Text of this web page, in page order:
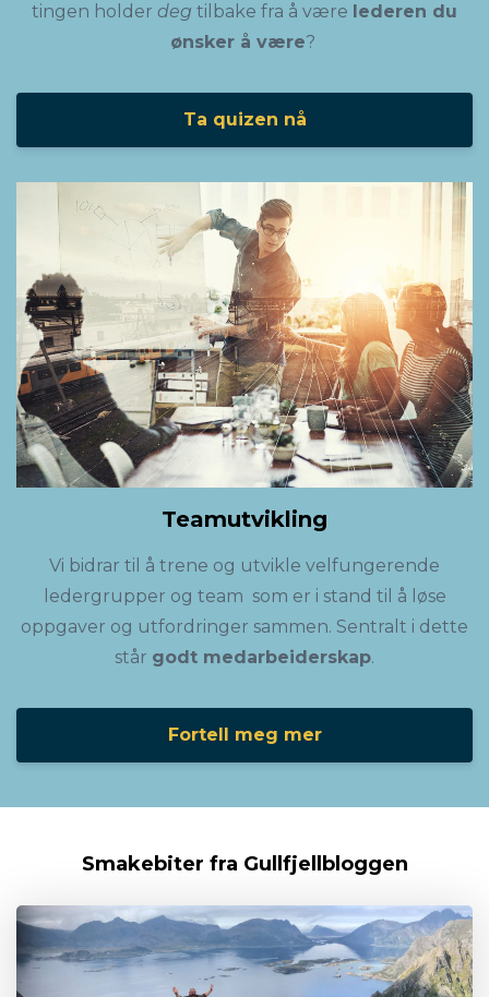
tingen holder deg tilbake fra å være lederen du
ønsker å være?
Ta quizen nå
Teamutvikling
Vi bidrar til å trene og utvikle velfungerende
ledergrupper og team som er i stand til å løse
oppgaver og utfordringer sammen. Sentralt i dette
står godt medarbeiderskap.
Fortell meg mer
Smakebiter fra Gullfjellbloggen